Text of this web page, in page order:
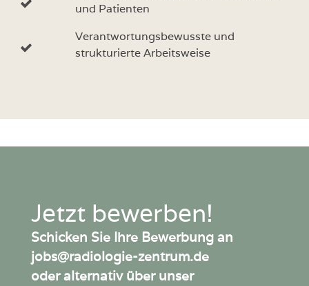
und Patienten
Verantwortungsbewusste und
strukturierte Arbeitsweise
Jetzt bewerben!
Schicken Sie Ihre Bewerbung an
jobs@radiologie-zentrum.de
oder alternativ über unser